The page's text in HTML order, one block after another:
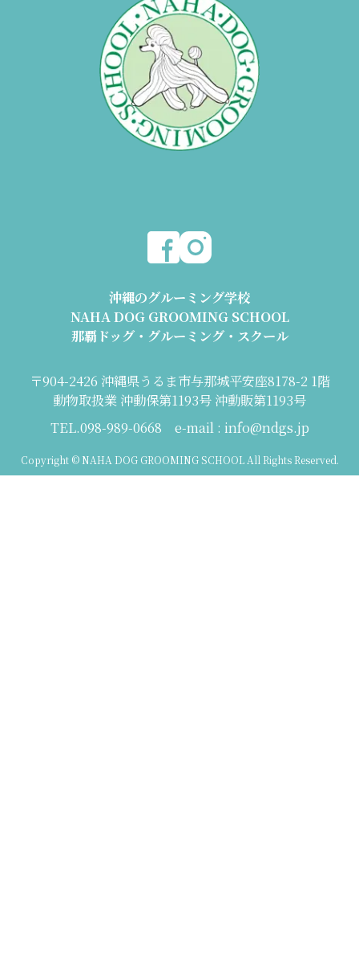
沖縄のグルーミング学校
NAHA DOG GROOMING SCHOOL
那覇ドッグ・グルーミング・スクール
〒904-2426 沖縄県うるま市与那城平安座8178-2 1階
動物取扱業 沖動保第1193号 沖動販第1193号
TEL.098-989-0668 e-mail : info@ndgs.jp
Copyright © NAHA DOG GROOMING SCHOOL All Rights Reserved.